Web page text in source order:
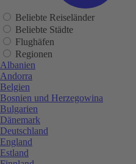
Beliebte Reiseländer
Beliebte Städte
Flughäfen
Regionen
Albanien
Andorra
Belgien
Bosnien und Herzegowina
Bulgarien
Dänemark
Deutschland
England
Estland